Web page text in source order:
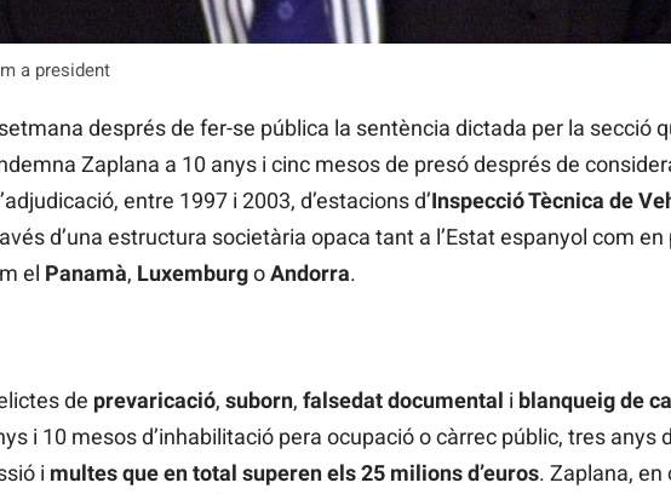
a president
després de fer-se pública la sentència dictada per la secció
Zaplana a 10 anys i cinc mesos de presó després de
entre 1997 i 2003, d’estacions d’Inspecció Tècnica de
d’una estructura societària opaca tant a l’Estat espanyol com
el Panamà, LuxemburgoAndorra.
de prevaricació, suborn, falsedat documental i blanqueig de
i 10 mesos d’inhabilitació pera ocupació o càrrec públic, tres anys
i multes que en total superen els 25 milions d’euros. Zaplana, en